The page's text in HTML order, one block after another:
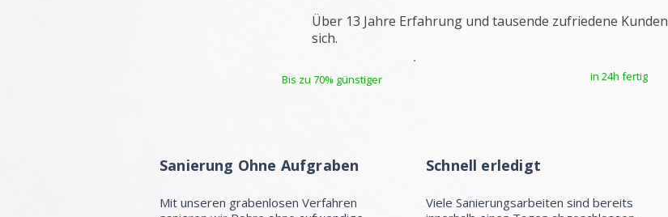
Über 13 Jahre Erfahrung und tausende zufriedene
sich.
Bis zu 70% günstiger
Sanierung Ohne Aufgraben
Mit unseren grabenlosen Verfahren
in 24h fertig
Schnell erledigt
Viele Sanierungsarbeiten sind bereits